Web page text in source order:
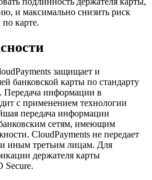
и максимально снизить риск
карте.
защищает и
банковской карты по стандарту
Передача информации в
с применением технологии
передача информации
сетям, имеющим
CloudPayments не передает
иным третьим лицам. Для
держателя карты
Secure.